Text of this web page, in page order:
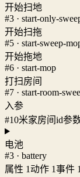
开始扫地
#3 · start-only-
开始扫拖
#5 · start-sweep-
开始拖地
#6 · start-mop
打扫房间
#7 · start-room-
入参
#10米家房间id参
电池
#3 · battery
属性 1动作 1事件 1